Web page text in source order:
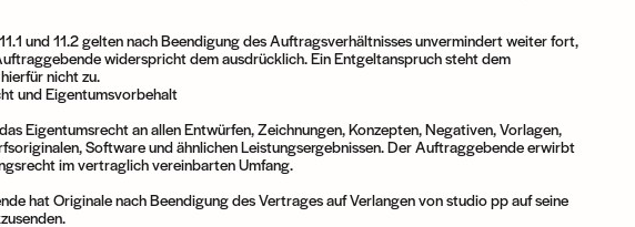
und 11.2 gelten nach Beendigung des Auftragsverhältnisses unvermindert weiter fort,
widerspricht dem ausdrücklich. Ein Entgeltanspruch steht dem
nicht zu.
und Eigentumsvorbehalt
Eigentumsrecht an allen Entwürfen, Zeichnungen, Konzepten, Negativen, Vorlagen,
Software und ähnlichen Leistungsergebnissen. Der Auftraggebende erwirbt
im vertraglich vereinbarten Umfang.
hat Originale nach Beendigung des Vertrages auf Verlangen von studio pp auf seine